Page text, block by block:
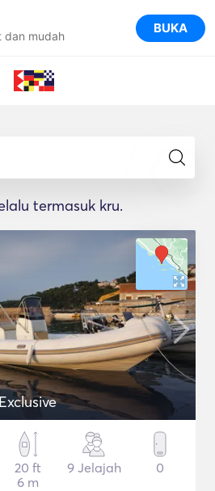
dan mudah BUKA
termasuk kru.
20 ft
6 m
9 Jelajah 0